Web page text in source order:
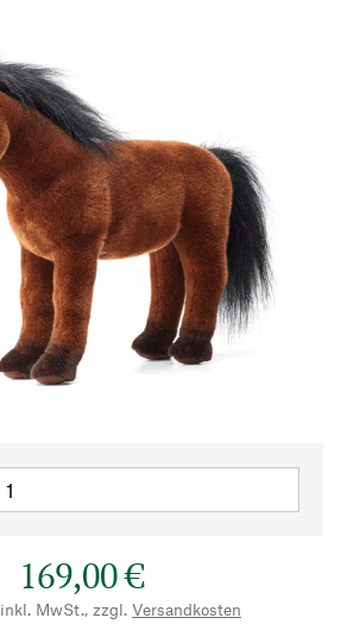
169,00 €
MwSt., zzgl. Versandkosten